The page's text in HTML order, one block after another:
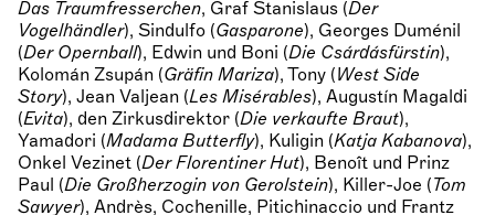
Das Traumfresserchen, Graf Stanislaus (Der
Vogelhändler), Sindulfo (Gasparone), Georges Duménil
(Der Opernball), Edwin und Boni (Die Csárdásfürstin),
Kolomán Zsupán (Gräfin Mariza), Tony (West Side
Story), Jean Valjean (Les Misérables), Augustín Magaldi
(Evita), den Zirkusdirektor (Die verkaufte Braut),
Yamadori (Madama Butterfly), Kuligin (Katja Kabanova),
Onkel Vezinet (Der Florentiner Hut), Benoît und Prinz
Paul (Die Großherzogin von Gerolstein), Killer-Joe (Tom
Sawyer), Andrès, Cochenille, Pitichinaccio und Frantz